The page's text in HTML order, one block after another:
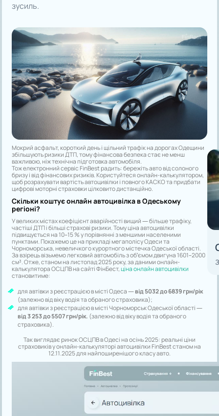
зусиль.
Мокрий асфальт, короткий день і щільний трафік на дорогах Одещини
збільшують ризики ДТП, тому фінансова безпека стає не менш
важливою, ніж технічна підготовка автомобіля.
Тож електронний сервіс FinBest радить: бережіть авто від солоного
бризу і від фінансових ризиків. Користуйтеся онлайн-калькулятором,
щоб розрахувати вартість автоцивілки і повного КАСКО та придбати
цифрові моторні страховки цілковито дистанційно.
Скільки коштує онлайн автоцивілка в Одеському
регіоні?
У великих містах коефіцієнт аварійності вищий — більше трафіку,
частіші ДТП і більші страхові ризики. Тому ціна автоцивілки
підвищується на 10–15 % у порівнянні з меншими населеними
пунктами. Покажемо це на прикладі мегаполісу Одеси та
Чорноморська, невеличкого курортного містечка Одеської області.
За взірець візьмемо легковий автомобіль з об’ємом двигуна 1601–2000
см³. Отже, станом на листопад 2025 року, за даними онлайн-
калькулятора ОСЦПВ на сайті ФінБест,ціна онлайн автоцивілки
становитиме:
для автівки з реєстрацією в місті Одеса —від 5032 до 6839 грн/рік
(залежно від віку водія та обраного страховика);
для автівки з реєстрацією в місті Чорноморськ Одеської області —
від 3 253 до 5507 грн/рік. (залежно від віку водія та обраного
страховика).
Так виглядає ринок ОСЦПВ в Одесі на осінь 2025: реальні ціни
страховиків у онлайн-калькуляторі автоцивілки FinBest станом на
12.11.2025 для найпоширенішого класу авто.